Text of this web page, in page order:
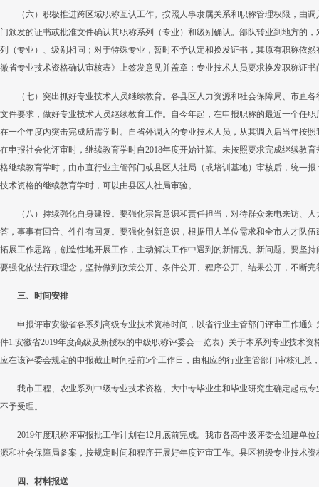
（六）积极推进跨区域职称互认工作。按照人事隶属关系和职称管理权限，由
门颁发的证书或批准文件确认其职称系列（专业）和级别确认。部队转业到地方的
列（专业）、级别相同；对于特殊专业，暂时不予认定和换发证书，其原有职称依
徽省专业技术资格确认审核表》上签发意见并盖章；专业技术人员要求换发职称证
（七）突出抓好专业技术人员继续教育。各县区人力资源和社会保障局、市直
文件要求，做好专业技术人员继续教育工作。自今年起，在申报职称的最近一个任
在一个年度内突击完成所需学时。自省外调入的专业技术人员，从其调入后当年按
在申报社会化评审时，继续教育学时自2018年度开始计算。未按照要求完成继续教
格继续教育学时，由市直行业主管部门或县区人社局（或培训基地）审核后，统一
技术资格的继续教育学时，可以由县区人社局审验。
（八）持续强化自身建设。要强化宗旨意识和责任担当，对待群众来电来访、
答，事事有回音、件件有回复。要强化创新意识，根据用人单位需求和全市人才队
拓展工作思路，创造性地开展工作，主动解决工作中遇到的新情况、新问题。要坚
要强化依法行政理念，坚持做到政策公开、条件公开、程序公开、结果公开，不断
三、时间安排
申报评审安徽省各系列高级专业技术资格时间，以省行业主管部门评审工作通
件1.安徽省2019年度高级及新授权的中级职称评委会一览表）关于本系列专业技术
应在该评委会规定的申报截止时间提前5个工作日，由相应的行业主管部门审核汇总
我市工程、农业系列中级专业技术资格、大中专毕业生和毕业研究生确定起点
不予受理。
2019年度职称评审报批工作计划在12月底前完成。我市各高中级评委会组建单
源和社会保障局备案，按规定时间和程序开展好年度评审工作。县区初级专业技术
四、材料报送